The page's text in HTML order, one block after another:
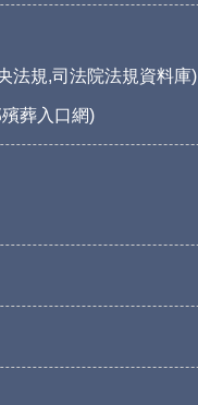
法規,司法院法規資料庫)
葬入口網)